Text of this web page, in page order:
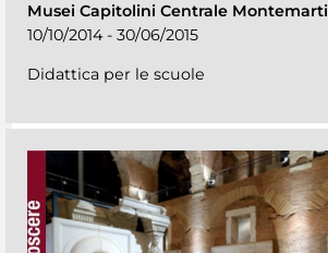
Musei Capitolini Centrale
10/10/2014 - 30/06/2015
Didattica per le scuole